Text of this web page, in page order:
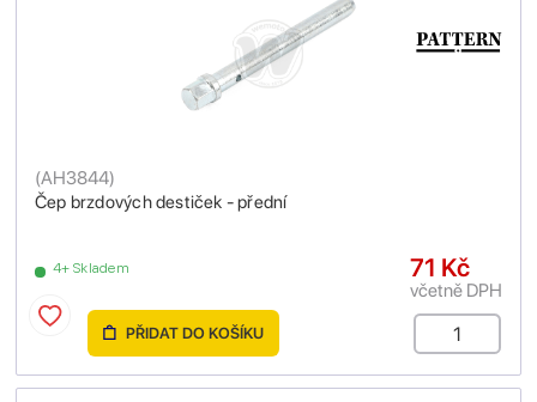
Čep brzdových destiček - přední
(AH3844)
4+ Skladem 71 Kč
včetně DPH
PŘIDAT DO KOŠÍKU